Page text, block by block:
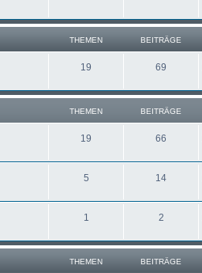
THEMEN BEITRÄGE
19 69
THEMEN BEITRÄGE
19 66
5 14
1 2
THEMEN BEITRÄGE